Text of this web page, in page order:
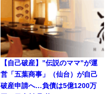
【自己破産】”伝説のママ”が運
営「五葉商事」（仙台）が自己
破産申請へ…負債は5億1200万